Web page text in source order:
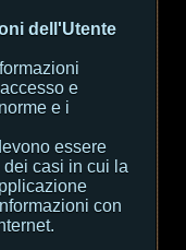
dell'Utente
e
e i
essere
casi in cui la
con